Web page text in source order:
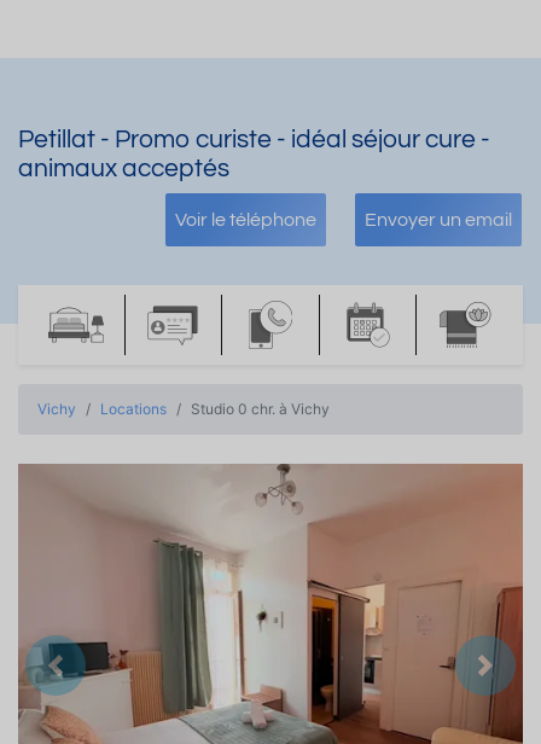
Petillat - Promo curiste - idéal séjour cure -
animaux acceptés
Voir le téléphone Envoyer un email
Vichy Locations Studio 0 chr. à Vichy
Précedent